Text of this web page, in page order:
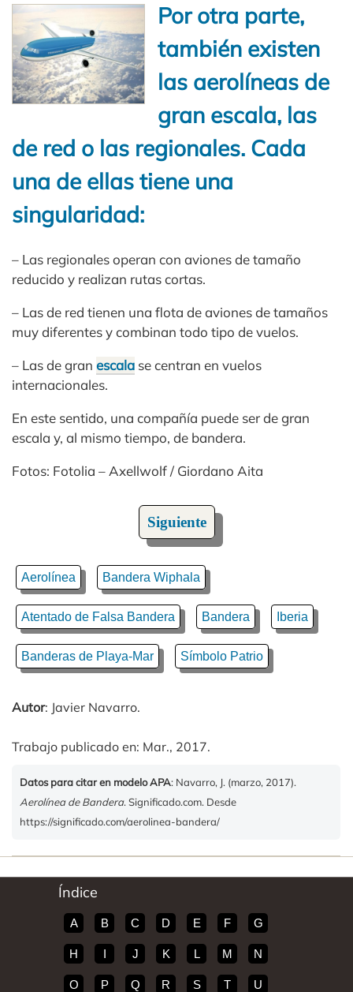
Por otra parte,
también existen
las aerolíneas de
gran escala, las
de red o las regionales. Cada
una de ellas tiene una
singularidad:
– Las regionales operan con aviones de tamaño
reducido y realizan rutas cortas.
– Las de red tienen una flota de aviones de tamaños
muy diferentes y combinan todo tipo de vuelos.
– Las de gran escala se centran en vuelos
internacionales.
En este sentido, una compañía puede ser de gran
escala y, al mismo tiempo, de bandera.
Fotos: Fotolia – Axellwolf / Giordano Aita
Siguiente
Aerolínea Bandera Wiphala
Atentado de Falsa Bandera Bandera Iberia
Banderas de Playa-Mar Símbolo Patrio
Autor: Javier Navarro.
Trabajo publicado en: Mar., 2017.
Datos para citar en modelo APA: Navarro, J. (marzo, 2017).
Aerolínea de Bandera. Significado.com. Desde
https://significado.com/aerolinea-bandera/
Índice
A B C D E F G
H I J K L M N
O P Q R S T U